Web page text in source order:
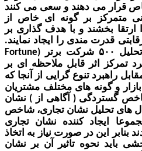
دهند و سعی می کنند
بر گونه ای خاص از
و با هدف گذاری بر
مندی را ایجاد نمایند.
شرکت برتر (
Fortune
اثر قابل ملاحظه ای بر
تنوع گرایی از آنجا که
های مختلف مشتریان
(آگاهی از) نشان
نشان تجاری،شاخص
کننده نشان تجاری
در صورت نیاز به اتخاذ
تاثیر آن بر نشان